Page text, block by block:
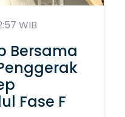
WIB
Bersama
Fase F